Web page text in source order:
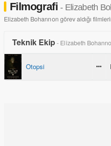
Filmografi- Elizabeth
Elizabeth Bohannon görev aldığı
Teknik Ekip- Elizabeth
Otopsi